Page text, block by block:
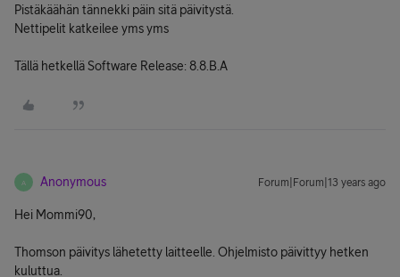
Pistäkäähän tännekki päin sitä päivitystä.
Nettipelit katkeilee yms yms
Tällä hetkellä Software Release: 8.8.B.A
A Anonymous Forum|Forum|13 years ago
Hei Mommi90,
Thomson päivitys lähetetty laitteelle. Ohjelmisto päivittyy hetken
kuluttua.